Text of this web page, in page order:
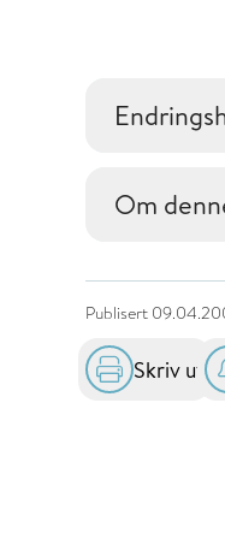
Om
Publisert
Skriv ut